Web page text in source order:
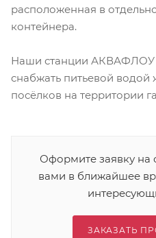
расположенная в
контейнера.
Наши станции АКВАФЛОУ
снабжать питьевой водой
посёлков на территории
Оформите заявку на
вами в ближайшее
ЗАКАЗАТЬ